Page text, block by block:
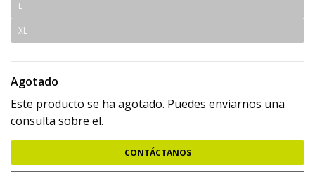
L
XL
Agotado
Este producto se ha agotado. Puedes enviarnos una
consulta sobre el.
CONTÁCTANOS